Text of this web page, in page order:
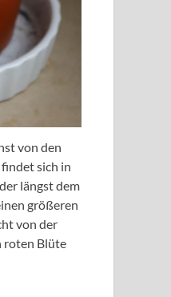
von den
sich in
längst dem
größeren
von der
roten Blüte